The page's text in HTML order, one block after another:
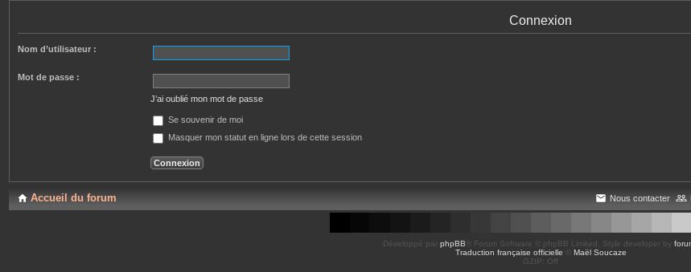
Connexion
Nom d’utilisateur :
Mot de passe :
J’ai oublié mon mot de passe
Se souvenir de moi
Masquer mon statut en ligne lors de cette session
Accueil du forum Nous contacter
Développé par phpBB ® Forum Software © phpBB Limited , Style developer by
Traduction française officielle
Maël Soucaze
GZIP: Off